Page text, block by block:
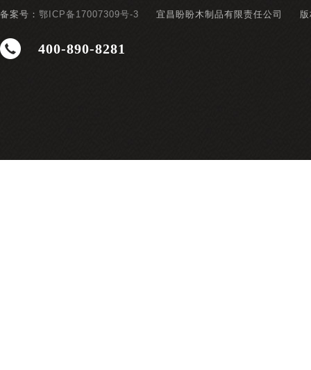
备案号： 鄂ICP备17007309号-3 宜昌盼盼木制品有限责任公司
400-890-8281